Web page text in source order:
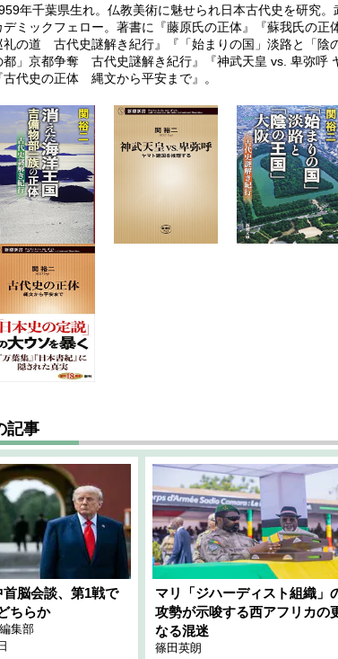
年千葉県生れ。仏教美術に魅せられ日本古代史を研究
デミックフェロー。著書に『藤原氏の正体』『蘇我氏の正
礼の道 古代史謎解き紀行』『「始まりの国」淡路と「
都」京都争奪 古代史謎解き紀行』『神武天皇 vs. 卑弥呼
古代史の正体 縄文から平安まで』。
記事
脳会談、第1戦で
ちらか
集部
マリ「ジハーディスト組織」
攻勢が示唆する西アフリカの
なる混迷
篠田英朗